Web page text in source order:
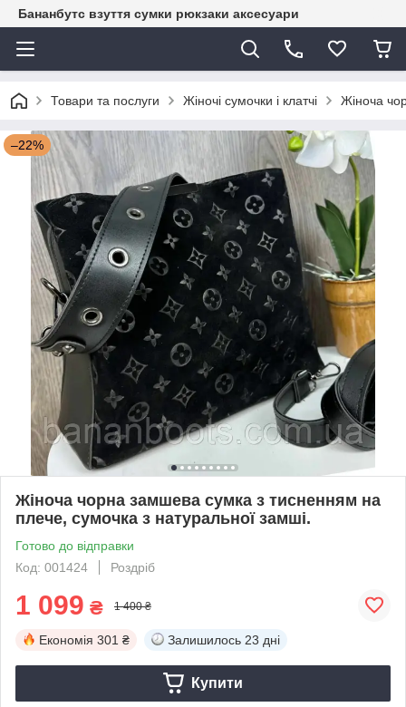
Бананбутс взуття сумки рюкзаки аксесуари
Товари та послуги Жіночі сумочки і клатчі Жіноча
–22%
Жіноча чорна замшева сумка з тисненням на
плече, сумочка з натуральної замші.
Готово до відправки
Код: 001424
Роздріб
1 099 ₴ 1 400 ₴
Економія 301 ₴ Залишилось 23 дні
Купити